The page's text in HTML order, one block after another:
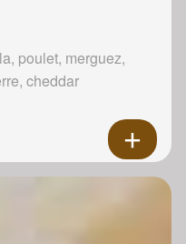
poulet, merguez,
cheddar